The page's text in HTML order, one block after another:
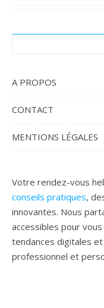
A PROPOS
CONTACT
MENTIONS LÉGALES
Votre rendez-vous
conseils pratiques,
innovantes. Nous
accessibles pour
tendances digitales
professionnel et